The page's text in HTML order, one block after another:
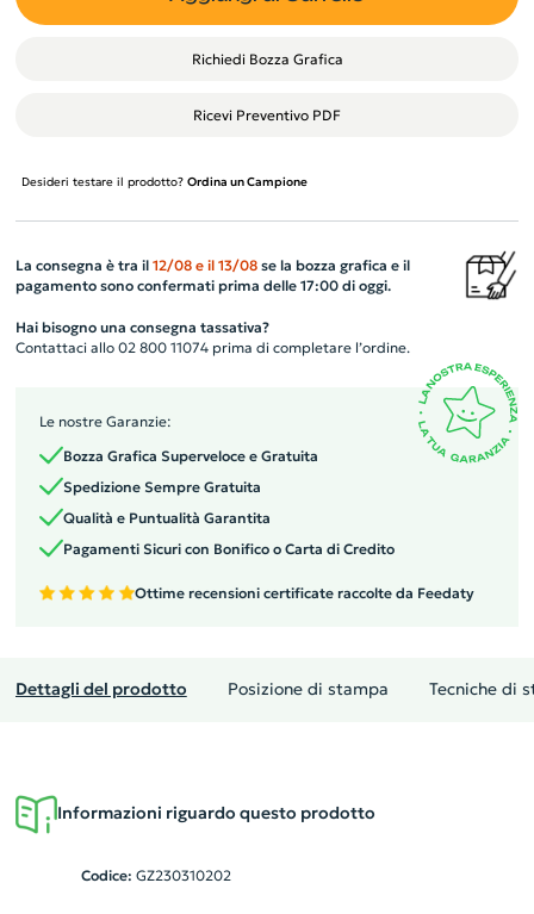
Richiedi Bozza Grafica
Ricevi Preventivo PDF
Desideri testare il prodotto? Ordina un Campione
La consegna è tra il 12/08 e il 13/08se la bozza grafica e il
pagamento sono confermati prima delle 17:00 di oggi.
Hai bisogno una consegna tassativa?
Contattaci allo 02 800 11074 prima di completare l’ordine.
Le nostre Garanzie:
Bozza Grafica Superveloce e Gratuita
Spedizione Sempre Gratuita
Qualità e Puntualità Garantita
Pagamenti Sicuri con Bonifico o Carta di Credito
Ottime recensioni certificate raccolte da Feedaty
Dettagli del prodotto Posizione di stampa Tecniche di
Informazioni riguardo questo prodotto
Codice: GZ230310202